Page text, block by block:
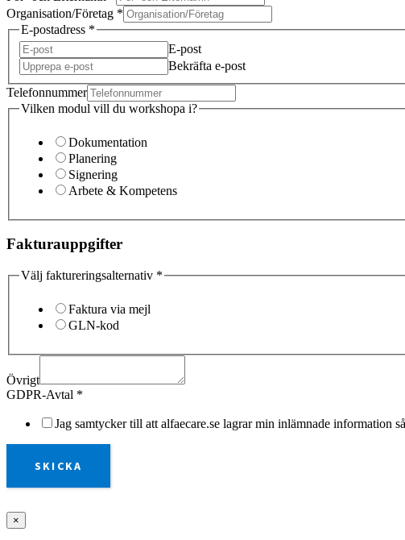
Organisation/Företag *
E-postadress *
E-post
Bekräfta e-post
Telefonnummer
Vilken modul vill du workshopa i?
Dokumentation
Planering
Signering
Arbete & Kompetens
Fakturauppgifter
Välj faktureringsalternativ *
Faktura via mejl
GLN-kod
Övrigt
GDPR-Avtal *
Jag samtycker till att alfaecare.se lagrar min inlämnade information
SKICKA
×